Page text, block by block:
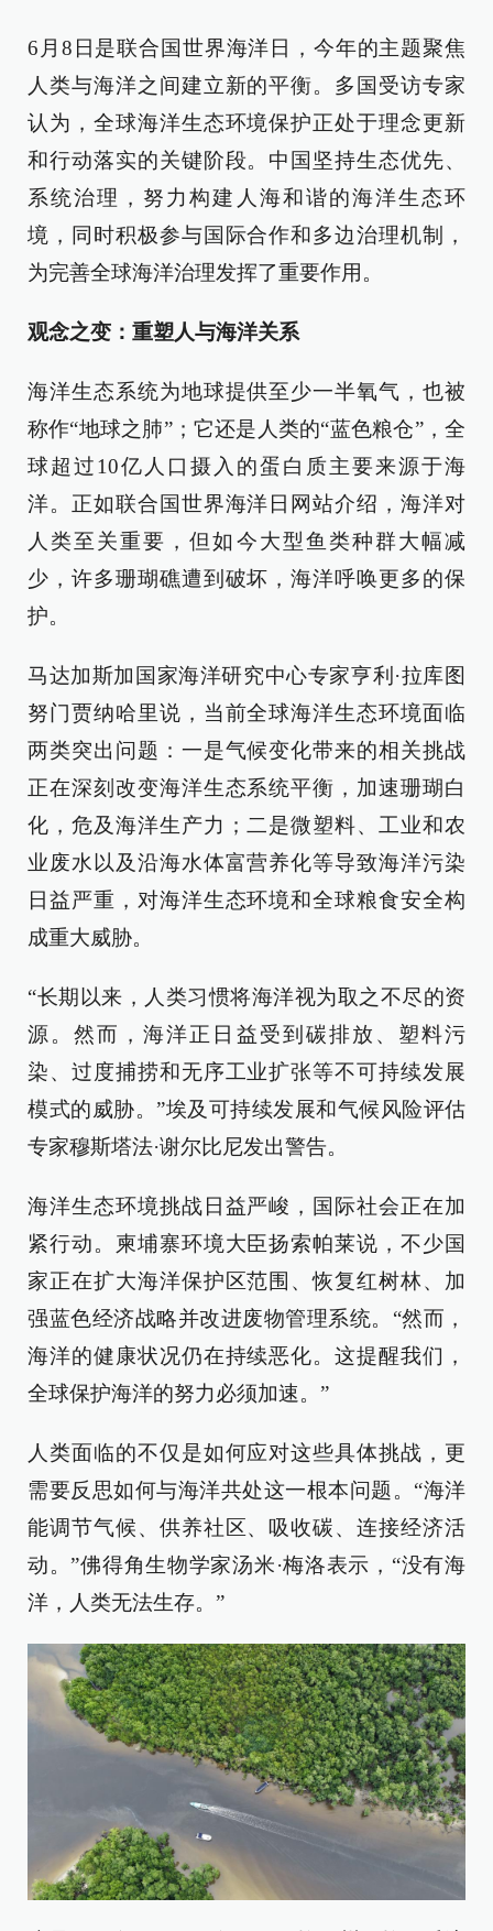
6月8日是联合国世界海洋日，今年的主题聚焦
人类与海洋之间建立新的平衡。多国受访专家
认为，全球海洋生态环境保护正处于理念更新
和行动落实的关键阶段。中国坚持生态优先、
系统治理，努力构建人海和谐的海洋生态环
境，同时积极参与国际合作和多边治理机制，
为完善全球海洋治理发挥了重要作用。
观念之变：重塑人与海洋关系
海洋生态系统为地球提供至少一半氧气，也被
称作“地球之肺”；它还是人类的“蓝色粮仓”，全
球超过10亿人口摄入的蛋白质主要来源于海
洋。正如联合国世界海洋日网站介绍，海洋对
人类至关重要，但如今大型鱼类种群大幅减
少，许多珊瑚礁遭到破坏，海洋呼唤更多的保
护。
马达加斯加国家海洋研究中心专家亨利·拉库图
努门贾纳哈里说，当前全球海洋生态环境面临
两类突出问题：一是气候变化带来的相关挑战
正在深刻改变海洋生态系统平衡，加速珊瑚白
化，危及海洋生产力；二是微塑料、工业和农
业废水以及沿海水体富营养化等导致海洋污染
日益严重，对海洋生态环境和全球粮食安全构
成重大威胁。
“长期以来，人类习惯将海洋视为取之不尽的资
源。然而，海洋正日益受到碳排放、塑料污
染、过度捕捞和无序工业扩张等不可持续发展
模式的威胁。”埃及可持续发展和气候风险评估
专家穆斯塔法·谢尔比尼发出警告。
海洋生态环境挑战日益严峻，国际社会正在加
紧行动。柬埔寨环境大臣扬索帕莱说，不少国
家正在扩大海洋保护区范围、恢复红树林、加
强蓝色经济战略并改进废物管理系统。“然而，
海洋的健康状况仍在持续恶化。这提醒我们，
全球保护海洋的努力必须加速。”
人类面临的不仅是如何应对这些具体挑战，更
需要反思如何与海洋共处这一根本问题。“海洋
能调节气候、供养社区、吸收碳、连接经济活
动。”佛得角生物学家汤米·梅洛表示，“没有海
洋，人类无法生存。”